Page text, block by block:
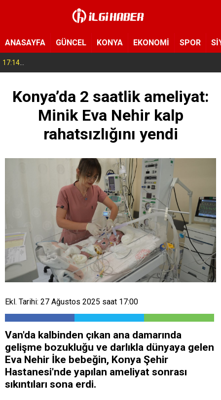
ANASAYFA GÜNCEL KONYA EKONOMİ SPOR
17:14
Konya’da 2 saatlik ameliyat:
Minik Eva Nehir kalp
rahatsızlığını yendi
Ekl. Tarihi: 27 Ağustos 2025 saat 17:00
Van'da kalbinden çıkan ana damarında
gelişme bozukluğu ve darlıkla dünyaya gelen
Eva Nehir İke bebeğin, Konya Şehir
Hastanesi'nde yapılan ameliyat sonrası
sıkıntıları sona erdi.